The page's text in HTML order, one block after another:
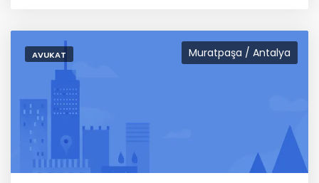
Muratpaşa / Antalya
AVUKAT